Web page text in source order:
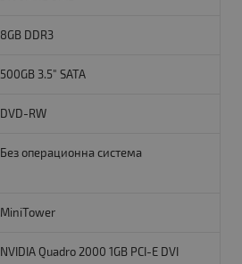
8GB DDR3
500GB 3.5" SATA
DVD-RW
Без операционна система
MiniTower
NVIDIA Quadro 2000 1GB PCI-E DVI